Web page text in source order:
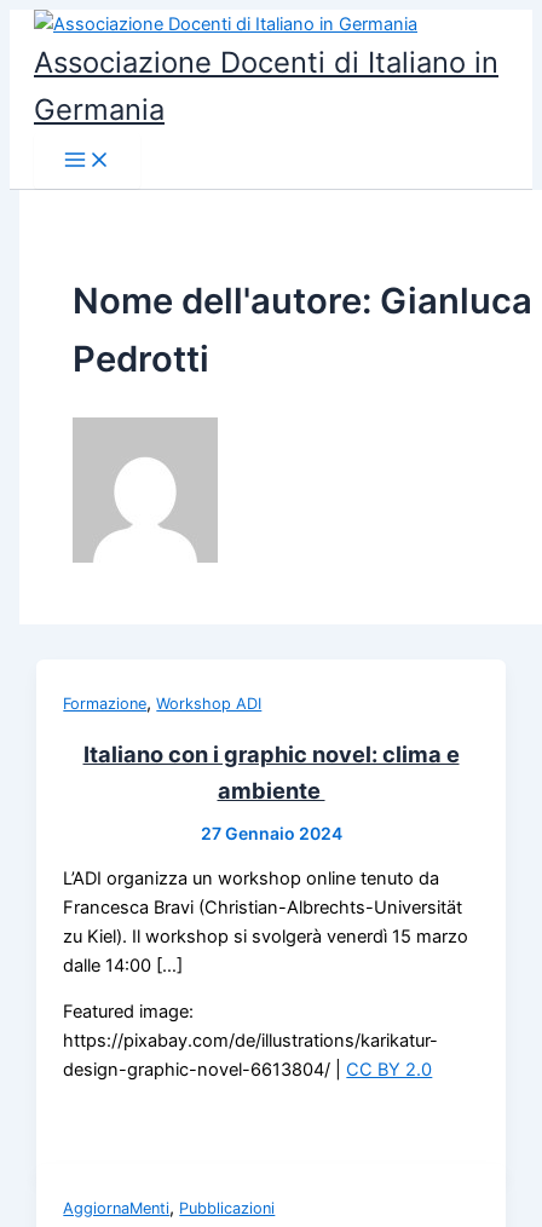
contenuto
Associazione Docenti di Italiano in
Germania
Nome dell'autore: Gianluca
Pedrotti
Formazione,Workshop ADI
Italiano con i graphic novel: clima e
ambiente
27 Gennaio 2024
L’ADI organizza un workshop online tenuto da
Francesca Bravi (Christian-Albrechts-Universität
zu Kiel). Il workshop si svolgerà venerdì 15 marzo
dalle 14:00 […]
Featured image:
https://pixabay.com/de/illustrations/karikatur-
design-graphic-novel-6613804/ |CC BY 2.0
AggiornaMenti, Pubblicazioni